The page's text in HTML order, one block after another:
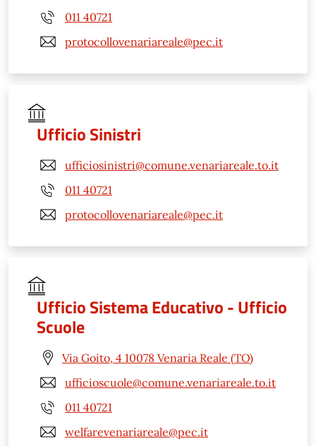
011 40721
protocollovenariareale@pec.it
Ufficio Sinistri
ufficiosinistri@comune.venariareale.to.it
011 40721
protocollovenariareale@pec.it
Ufficio Sistema Educativo - Ufficio
Scuole
Via Goito, 4 10078 Venaria Reale (TO)
ufficioscuole@comune.venariareale.to.it
011 40721
welfarevenariareale@pec.it